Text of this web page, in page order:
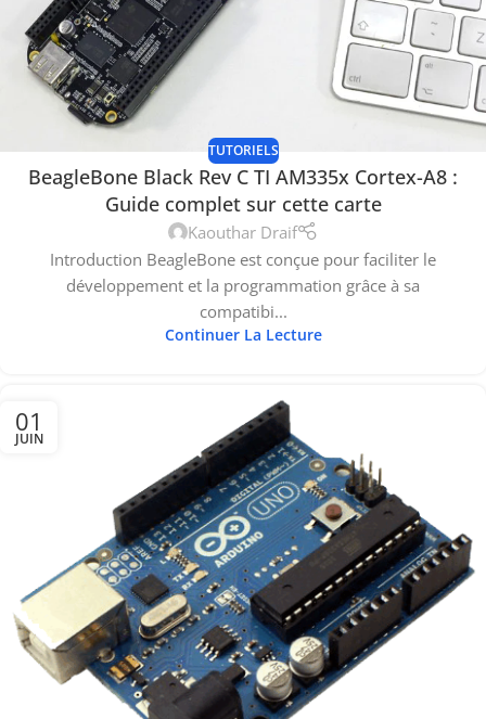
TUTORIELS
BeagleBone Black Rev C TI AM335x Cortex-A8 :
Guide complet sur cette carte
Kaouthar Draif
Introduction BeagleBone est conçue pour faciliter le
développement et la programmation grâce à sa
compatibi...
Continuer La Lecture
01
JUIN